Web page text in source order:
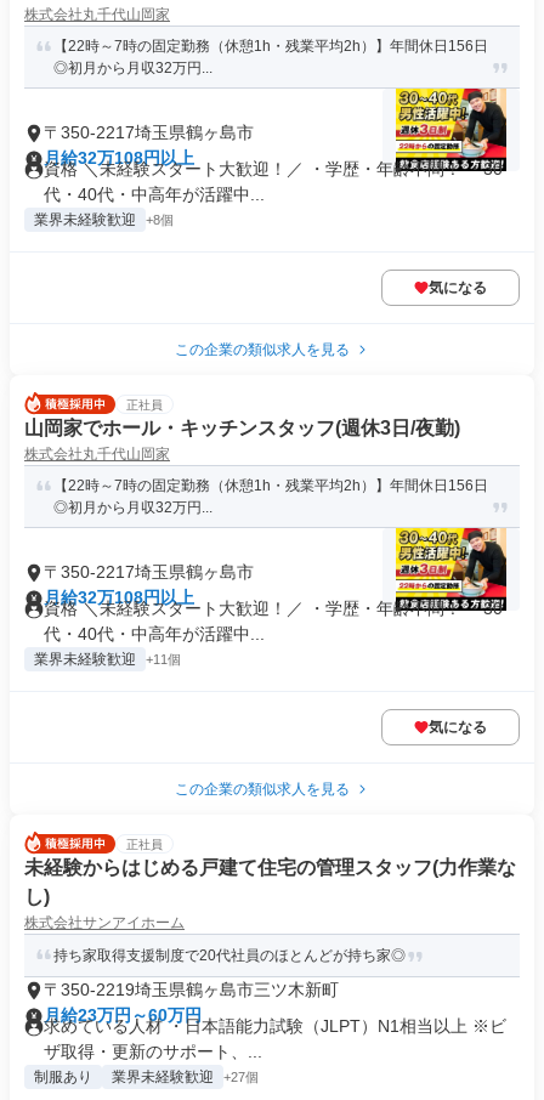
株式会社丸千代山岡家
【22時～7時の固定勤務（休憩1h・残業平均2h）】年間休日156日
◎初月から月収32万円...
〒350-2217埼玉県鶴ヶ島市
月給32万108円以上
資格 ＼未経験スタート大歓迎！／ ・学歴・年齢不問！ ・30
代・40代・中高年が活躍中...
業界未経験歓迎 +8個
気になる
この企業の類似求人を見る
正社員
山岡家でホール・キッチンスタッフ(週休3日/夜勤)
株式会社丸千代山岡家
【22時～7時の固定勤務（休憩1h・残業平均2h）】年間休日156日
◎初月から月収32万円...
〒350-2217埼玉県鶴ヶ島市
月給32万108円以上
資格 ＼未経験スタート大歓迎！／ ・学歴・年齢不問！ ・30
代・40代・中高年が活躍中...
業界未経験歓迎 +11個
気になる
この企業の類似求人を見る
正社員
未経験からはじめる戸建て住宅の管理スタッフ(力作業な
し)
株式会社サンアイホーム
持ち家取得支援制度で20代社員のほとんどが持ち家◎
〒350-2219埼玉県鶴ヶ島市三ツ木新町
月給23万円～60万円
求めている人材 ・日本語能力試験（JLPT）N1相当以上 ※ビ
ザ取得・更新のサポート、...
制服あり 業界未経験歓迎 +27個